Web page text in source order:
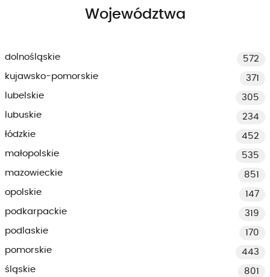
Województwa
dolnośląskie
572
kujawsko-pomorskie
371
lubelskie
305
lubuskie
234
łódzkie
452
małopolskie
535
mazowieckie
851
opolskie
147
podkarpackie
319
podlaskie
170
pomorskie
443
śląskie
801